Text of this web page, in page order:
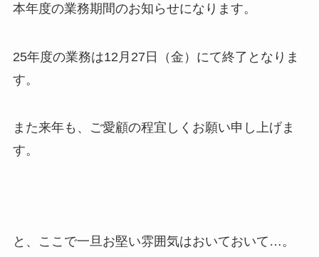
本年度の業務期間のお知らせになります。
25年度の業務は12月27日（金）にて終了となりま
す。
また来年も、ご愛顧の程宜しくお願い申し上げま
す。
と、ここで一旦お堅い雰囲気はおいておいて…。